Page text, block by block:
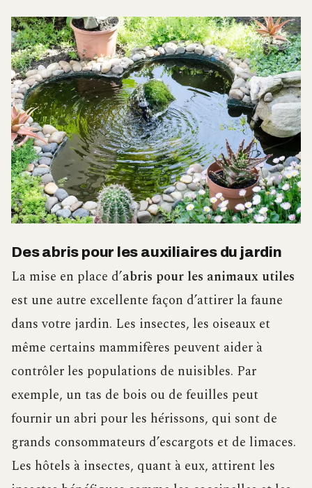
Des abris pour les auxiliaires du jardin
La mise en place d’abris pour les animaux utiles
est une autre excellente façon d’attirer la faune
dans votre jardin. Les insectes, les oiseaux et
même certains mammifères peuvent aider à
contrôler les populations de nuisibles. Par
exemple, un tas de bois ou de feuilles peut
fournir un abri pour les hérissons, qui sont de
grands consommateurs d’escargots et de limaces.
Les hôtels à insectes, quant à eux, attirent les